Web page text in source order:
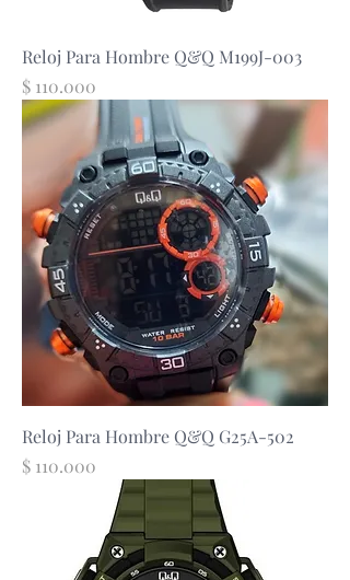
Reloj Para Hombre Q&Q M199J-003
Precio
$ 110.000
Reloj Para Hombre Q&Q G25A-502
Precio
$ 110.000